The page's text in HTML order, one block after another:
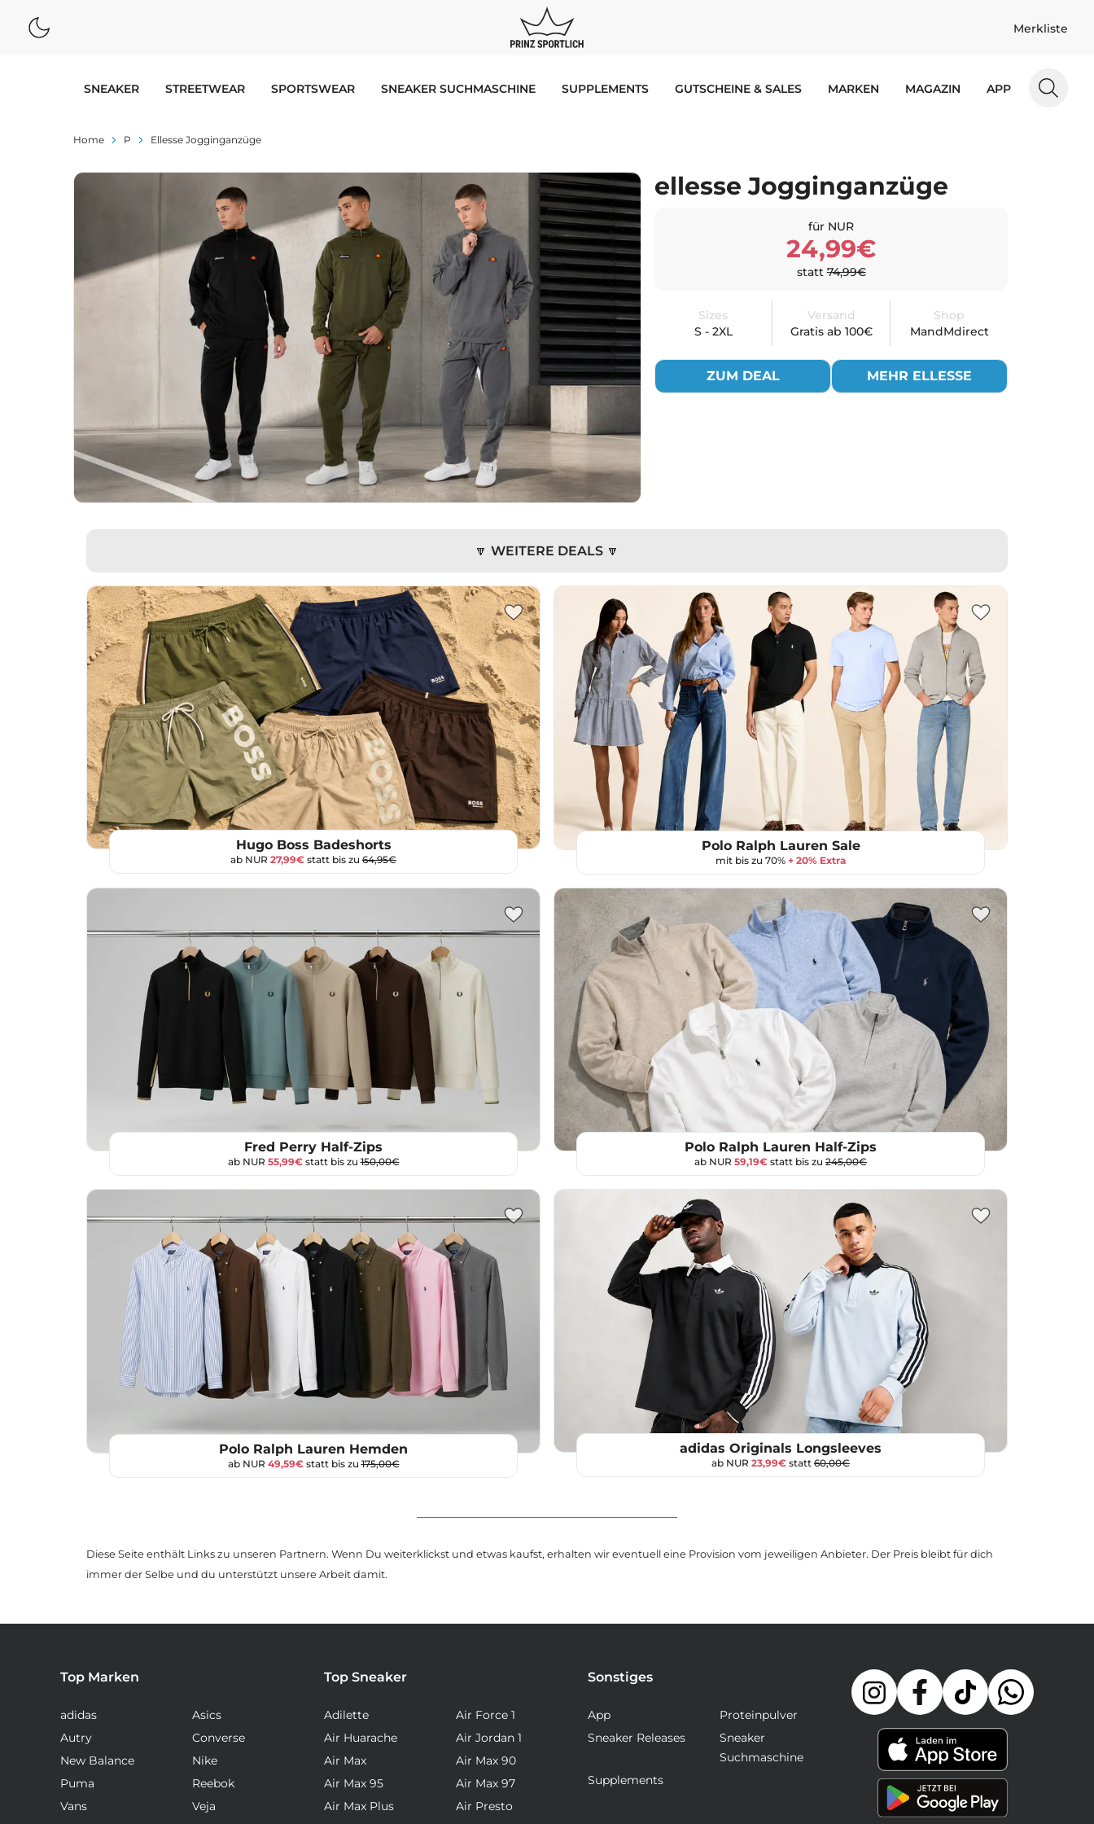
Merkliste
SNEAKER STREETWEAR SPORTSWEAR SNEAKER SUCHMASCHINE SUPPLEMENTS GUTSCHEINE & SALES MARKEN MAGAZIN APP
Home P Ellesse Jogginganzüge
ellesse Jogginganzüge
für NUR
24,99€
statt74,99€
Sizes
S - 2XL
Versand
Gratis ab 100€
Shop
MandMdirect
ZUM DEAL MEHR ELLESSE
🔽 WEITERE DEALS 🔽
Hugo Boss Badeshorts
ab NUR 27,99€ statt bis zu 64,95€
Polo Ralph Lauren Sale
mit bis zu 70% + 20% Extra
Fred Perry Half-Zips
ab NUR 55,99€statt bis zu150,00€
Polo Ralph Lauren Half-Zips
ab NUR 59,19€ statt bis zu 245,00€
Polo Ralph Lauren Hemden
ab NUR 49,59€statt bis zu175,00€
adidas Originals Longsleeves
ab NUR 23,99€ statt 60,00€
Diese Seite enthält Links zu unseren Partnern. Wenn Du weiterklickst und etwas kaufst, erhalten wir eventuell eine Provision vom jeweiligen Anbieter. Der Preis bleibt für dich
immer der Selbe und du unterstützt unsere Arbeit damit.
Top Marken
adidas
Asics
Autry
Converse
New Balance
Nike
Puma
Reebok
Vans
Veja
Top Sneaker
Adilette
Air Force 1
Air Huarache
Air Jordan 1
Air Max
Air Max 90
Air Max 95
Air Max 97
Air Max Plus
Air Presto
Sonstiges
App
Proteinpulver
Sneaker Releases
Sneaker
Suchmaschine
Supplements